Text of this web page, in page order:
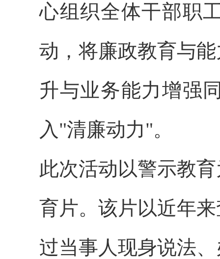
心组织全体干部职
动，将廉政教育与
升与业务能力增强
入"清廉动力"。
此次活动以警示教
育片。该片以近年
过当事人现身说法